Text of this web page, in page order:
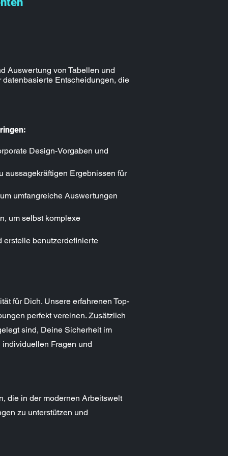
Auswertung von Tabellen und
datenbasierte Entscheidungen, die
Design-Vorgaben und
aussagekräftigen Ergebnissen für
umfangreiche Auswertungen
um selbst komplexe
erstelle benutzerdefinierte
für Dich. Unsere erfahrenen Top-
perfekt vereinen. Zusätzlich
sind, Deine Sicherheit im
Fragen und
die in der modernen Arbeitswelt
zu unterstützen und